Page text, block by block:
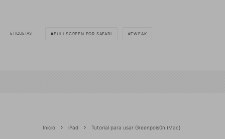
ETIQUETAS FULLSCREEN FOR SAFARI TWEAK
Inicio iPad Tutorial para usar Greenpois0n (Mac)